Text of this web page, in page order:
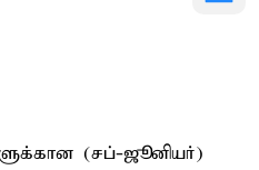
(சப்-ஜூனியர்)